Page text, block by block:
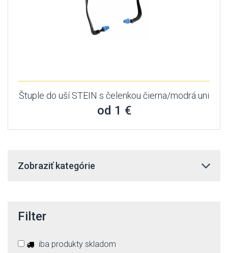
Štuple do uší STEIN s čelenkou čierna/modrá uni
od 1 €
Zobraziť kategórie
Filter
iba produkty skladom